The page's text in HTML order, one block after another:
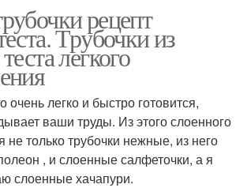
рецепт
Трубочки из
легкого
очень легко и быстро готовится,
ваши труды. Из этого слоенного
не только трубочки нежные, из него
, и слоенные салфеточки, а я
слоенные хачапури.